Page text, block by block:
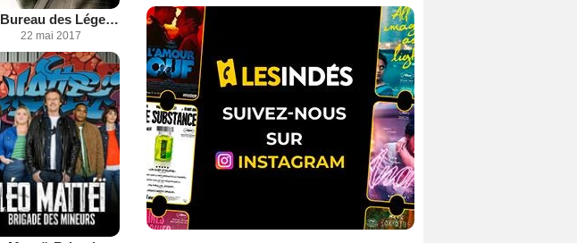
Le Bureau des Légendes
22 mai 2017